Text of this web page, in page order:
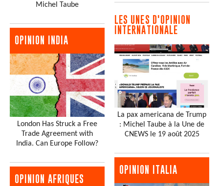
Michel Taube
OPINION INDIA
London Has Struck a Free
Trade Agreement with
India. Can Europe Follow?
OPINION AFRIQUES
LES UNES D'OPINION
INTERNATIONALE
La pax americana de Trump
: Michel Taube à la Une de
CNEWS le 19 août 2025
OPINION ITALIA